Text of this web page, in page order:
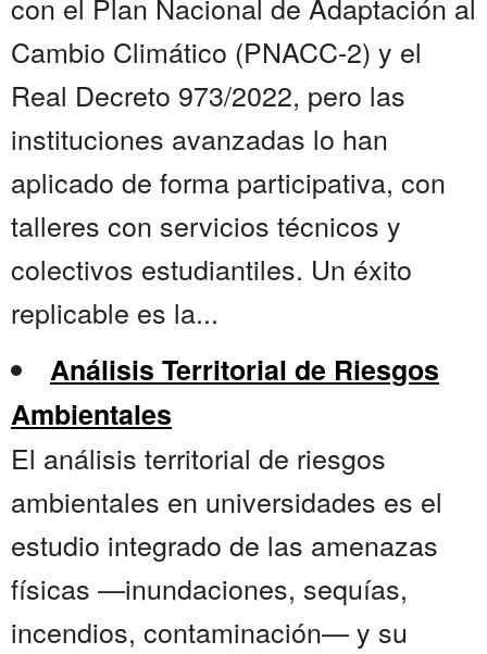
Cambio Climático (PNACC-2) y el
Real Decreto 973/2022, pero las
instituciones avanzadas lo han
aplicado de forma participativa, con
talleres con servicios técnicos y
colectivos estudiantiles. Un éxito
replicable es la...
Análisis Territorial de Riesgos
Ambientales
El análisis territorial de riesgos
ambientales en universidades es el
estudio integrado de las amenazas
físicas —inundaciones, sequías,
incendios, contaminación— y su